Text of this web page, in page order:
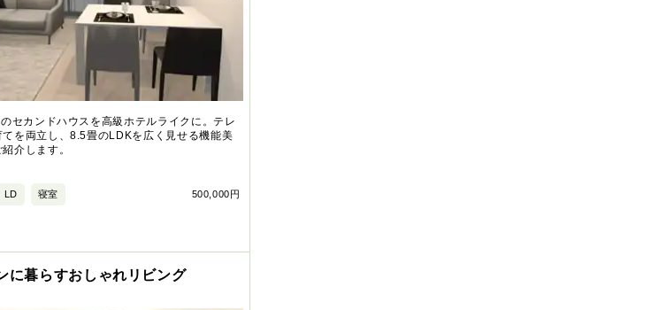
セカンドハウスを高級ホテルライクに。テレ
てを両立し、8.5畳のLDKを広く見せる機能美
介します。
500,000円
LD 寝室
に暮らすおしゃれリビング